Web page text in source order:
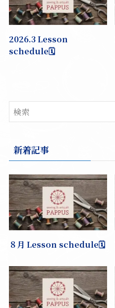
2026.3 Lesson
schedule🗓️
新着記事
８月 Lesson schedule🗓️